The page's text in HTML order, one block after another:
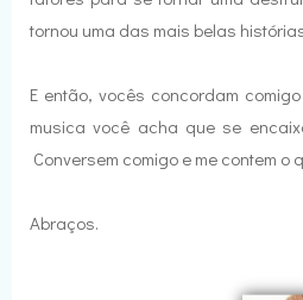
tornou uma das mais belas
E então, vocês concordam
musica você acha que se
Conversem comigo e me contem o
Abraços.